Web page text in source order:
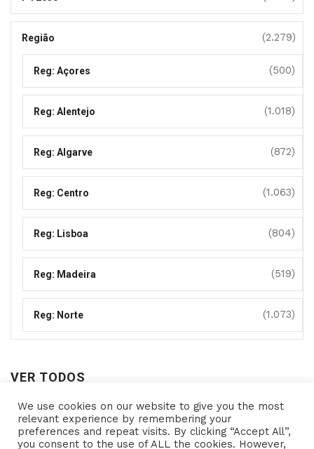
Região (2.279)
Reg: Açores (500)
Reg: Alentejo (1.018)
Reg: Algarve (872)
Reg: Centro (1.063)
Reg: Lisboa (804)
Reg: Madeira (519)
Reg: Norte (1.073)
VER TODOS
Ver
todos
We use cookies on our website to give you the most
relevant experience by remembering your
preferences and repeat visits. By clicking “Accept All”,
you consent to the use of ALL the cookies. However,